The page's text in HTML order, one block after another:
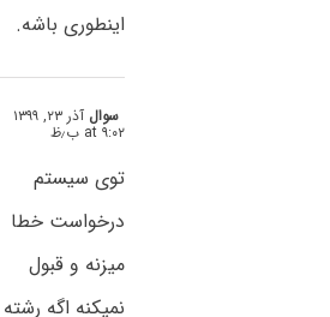
اینطوری باشه.
سوال آذر ۲۳, ۱۳۹۹
at ۹:۰۲ ب٫ظ
توی سیستم
درخواست خطا
میزنه و قبول
نمیکنه اگه رشته